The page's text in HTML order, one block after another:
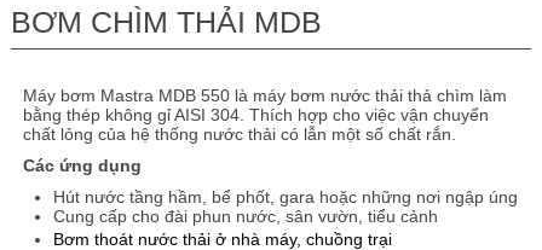
BƠM CHÌM THẢI MDB
Máy bơm Mastra MDB 550 là máy bơm nước thải thả chìm làm
bằng thép không gỉ AISI 304. Thích hợp cho việc vận chuyển
chất lỏng của hệ thống nước thải có lẫn một số chất rắn.
Các ứng dụng
Hút nước tầng hầm, bể phốt, gara hoặc những nơi ngập úng
Cung cấp cho đài phun nước, sân vườn, tiểu cảnh​
Bơm thoát nước thải ở nhà máy, chuồng trại